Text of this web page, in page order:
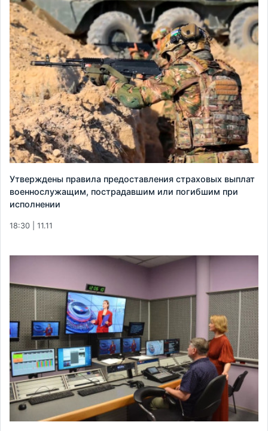
Утверждены правила предоставления страховых выплат
военнослужащим, пострадавшим или погибшим при
исполнении
18:30 | 11.11